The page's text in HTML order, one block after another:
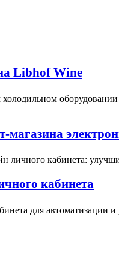
Libhof Wine
магазина
личного кабинета:
кабинета
для автоматизации